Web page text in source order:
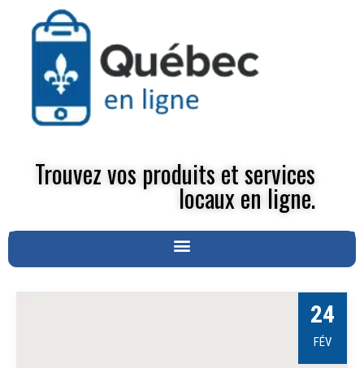
Trouvez vos produits et services
locaux en ligne.
24
FÉV